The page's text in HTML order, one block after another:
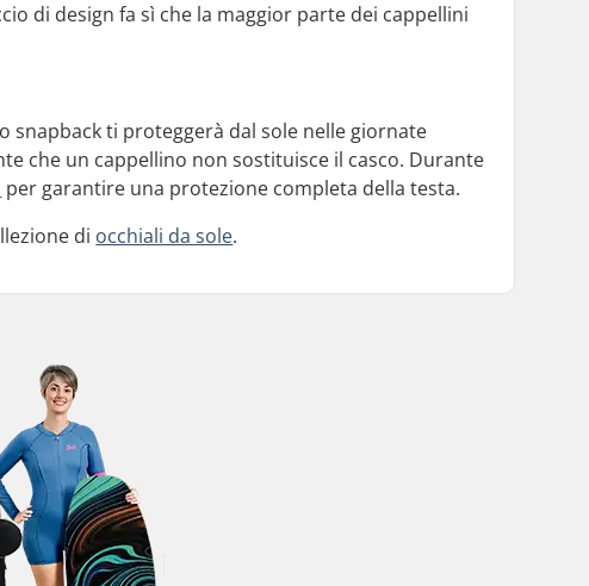
di design fa sì che la maggior parte dei cappellini
snapback ti proteggerà dal sole nelle giornate
che un cappellino non sostituisce il casco. Durante
per garantire una protezione completa della testa.
di occhiali da sole.